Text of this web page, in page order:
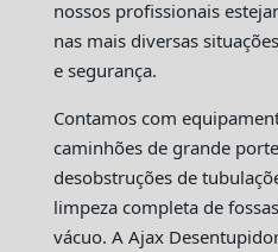
nossos profissionais
nas mais diversas
e segurança.
Contamos com
caminhões de grande
desobstruções de
limpeza completa de
vácuo. A Ajax